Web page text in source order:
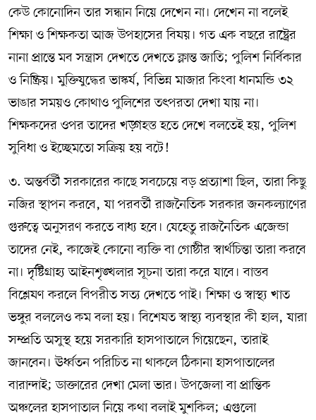
কেউ কোনোদিন তার সন্ধান নিয়ে দেখেন না। দেখেন না বলেই
শিক্ষা ও শিক্ষকতা আজ উপহাসের বিষয়। গত এক বছরে রাষ্ট্রের
নানা প্রান্তে মব সন্ত্রাস দেখতে দেখতে ক্লান্ত জাতি; পুলিশ নির্বিকার
ও নিষ্ক্রিয়। মুক্তিযুদ্ধের ভাস্কর্য, বিভিন্ন মাজার কিংবা ধানমন্ডি ৩২
ভাঙার সময়ও কোথাও পুলিশের তৎপরতা দেখা যায় না।
শিক্ষকদের ওপর তাদের খড়্গহস্ত হতে দেখে বলতেই হয়, পুলিশ
সুবিধা ও ইচ্ছেমতো সক্রিয় হয় বটে!
৩. অন্তর্বর্তী সরকারের কাছে সবচেয়ে বড় প্রত্যাশা ছিল, তারা কিছু
নজির স্থাপন করবে, যা পরবর্তী রাজনৈতিক সরকার জনকল্যাণের
গুরুত্বে অনুসরণ করতে বাধ্য হবে। যেহেতু রাজনৈতিক এজেন্ডা
তাদের নেই, কাজেই কোনো ব্যক্তি বা গোষ্ঠীর স্বার্থচিন্তা তারা করবে
না। দৃষ্টিগ্রাহ্য আইনশৃঙ্খলার সূচনা তারা করে যাবে। বাস্তব
বিশ্লেষণ করলে বিপরীত সত্য দেখতে পাই। শিক্ষা ও স্বাস্থ্য খাত
ভঙ্গুর বললেও কম বলা হয়। বিশেষত স্বাস্থ্য ব্যবস্থার কী হাল, যারা
সম্প্রতি অসুস্থ হয়ে সরকারি হাসপাতালে গিয়েছেন, তারাই
জানবেন। ঊর্ধ্বতন পরিচিত না থাকলে ঠিকানা হাসপাতালের
বারান্দাই; ডাক্তারের দেখা মেলা ভার। উপজেলা বা প্রান্তিক
অঞ্চলের হাসপাতাল নিয়ে কথা বলাই মুশকিল; এগুলো